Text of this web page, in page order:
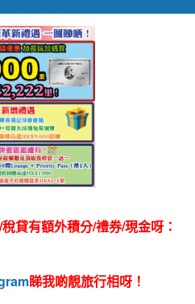
貸有額外積分/禮券/現金呀：
睇我啲靚旅行相呀！